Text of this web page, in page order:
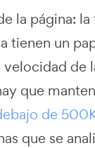
la página:
tienen un
de
que
de
que se